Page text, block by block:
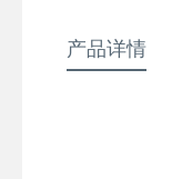
产品详情